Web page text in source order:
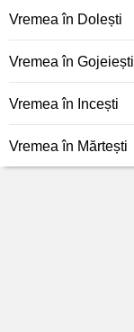
Vremea în Dolești
Vremea în Gojeiești
Vremea în Incești
Vremea în Mărtești